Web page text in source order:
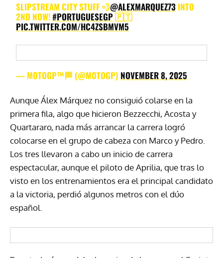
SLIPSTREAM CITY STUFF 💨@ALEXMARQUEZ73 INTO
2ND NOW!#PORTUGUESEGP🇵🇹
PIC.TWITTER.COM/HC4ZSBMVM5
— MOTOGP™🏁 (@MOTOGP) NOVEMBER 8, 2025
Aunque Álex Márquez no consiguió colarse en la
primera fila, algo que hicieron Bezzecchi, Acosta y
Quartararo, nada más arrancar la carrera logró
colocarse en el grupo de cabeza con Marco y Pedro.
Los tres llevaron a cabo un inicio de carrera
espectacular, aunque el piloto de Aprilia, que tras lo
visto en los entrenamientos era el principal candidato
a la victoria, perdió algunos metros con el dúo
español.